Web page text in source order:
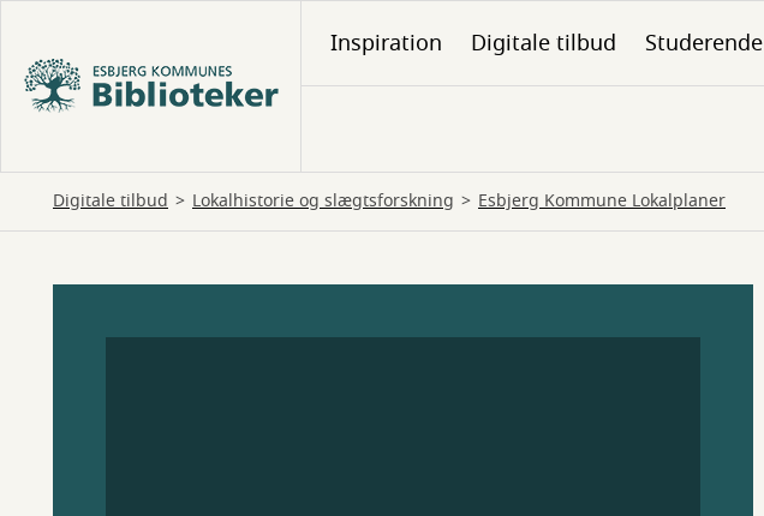
hovedindhold
Inspiration Digitale tilbud Studerende
Digitale tilbud Lokalhistorie og slægtsforskning Esbjerg Kommune Lokalplaner
Lokalplaner